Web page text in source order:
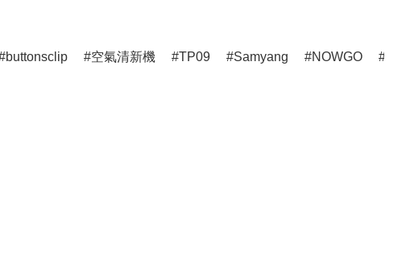
buttonsclip 空氣清新機 TP09 Samyang NOWGO